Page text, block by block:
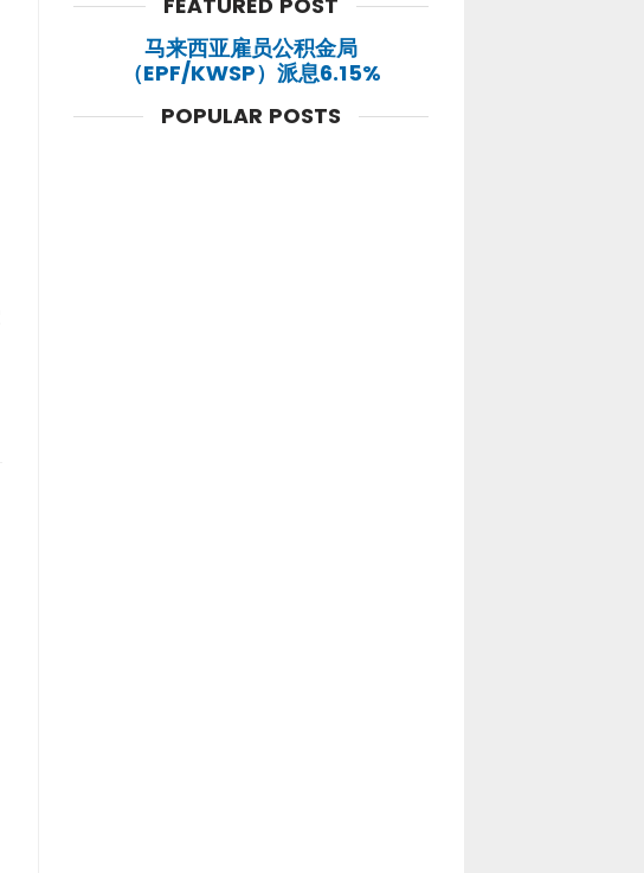
马来西亚雇员公积金局
（EPF/KWSP）派息6.15%
POPULAR POSTS